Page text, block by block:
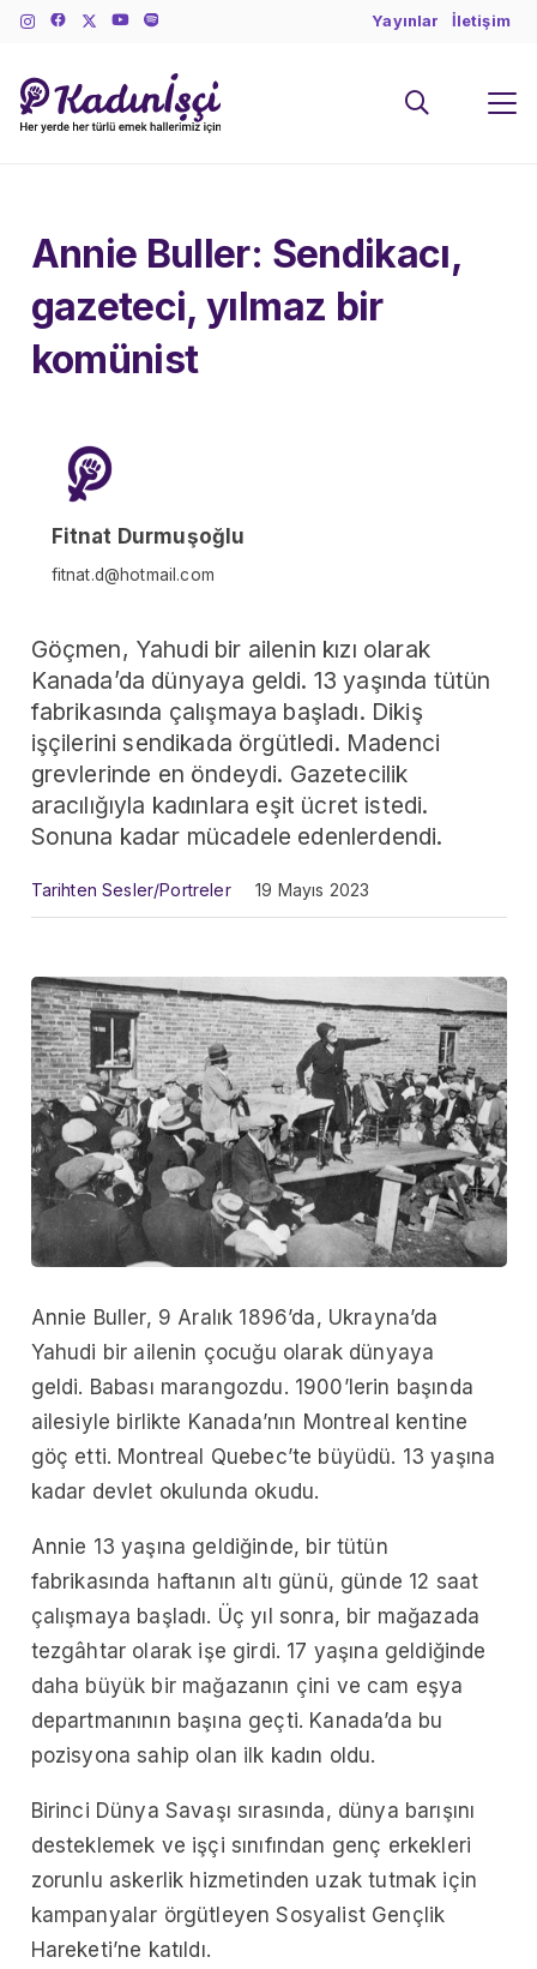
Yayınlar İletişim
Annie Buller: Sendikacı,
gazeteci, yılmaz bir
komünist
Fitnat Durmuşoğlu
fitnat.d@hotmail.com
Göçmen, Yahudi bir ailenin kızı olarak
Kanada’da dünyaya geldi. 13 yaşında tütün
fabrikasında çalışmaya başladı. Dikiş
işçilerini sendikada örgütledi. Madenci
grevlerinde en öndeydi. Gazetecilik
aracılığıyla kadınlara eşit ücret istedi.
Sonuna kadar mücadele edenlerdendi.
Tarihten Sesler/Portreler 19 Mayıs 2023
Annie Buller, 9 Aralık 1896’da, Ukrayna’da
Yahudi bir ailenin çocuğu olarak dünyaya
geldi. Babası marangozdu. 1900’lerin başında
ailesiyle birlikte Kanada’nın Montreal kentine
göç etti. Montreal Quebec’te büyüdü. 13 yaşına
kadar devlet okulunda okudu.
Annie 13 yaşına geldiğinde, bir tütün
fabrikasında haftanın altı günü, günde 12 saat
çalışmaya başladı. Üç yıl sonra, bir mağazada
tezgâhtar olarak işe girdi. 17 yaşına geldiğinde
daha büyük bir mağazanın çini ve cam eşya
departmanının başına geçti. Kanada’da bu
pozisyona sahip olan ilk kadın oldu.
Birinci Dünya Savaşı sırasında, dünya barışını
desteklemek ve işçi sınıfından genç erkekleri
zorunlu askerlik hizmetinden uzak tutmak için
kampanyalar örgütleyen Sosyalist Gençlik
Hareketi’ne katıldı.